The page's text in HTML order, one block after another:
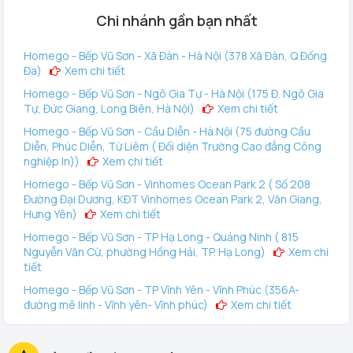
lithium-ion và có thời lượng sử dụng tùy thuộc vào công
suất và cách sử dụng của người dùng.
Điều khiển: Một số mẫu vali điện có thể được điều khiển từ xa
thông qua ứng dụng di động hoặc điều khiển từ xa để thay
đổi tốc độ và hướng di chuyển.
Chi nhánh gần bạn nhất
Homego - Bếp Vũ Sơn - Xã Đàn - Hà Nội (378 Xã Đàn, Q Đống
Đa)
Xem chi tiết
Homego - Bếp Vũ Sơn - Ngô Gia Tự - Hà Nội (175 Đ. Ngô Gia
Tự, Đức Giang, Long Biên, Hà Nội)
Xem chi tiết
Homego - Bếp Vũ Sơn - Cầu Diễn - Hà Nội (75 đường Cầu
Diễn, Phúc Diễn, Từ Liêm ( Đối diện Trường Cao đẳng Công
nghiệp In))
Xem chi tiết
Homego - Bếp Vũ Sơn - Vinhomes Ocean Park 2 ( Số 208
Đường Đại Dương, KĐT Vinhomes Ocean Park 2, Văn Giang,
Hưng Yên)
Xem chi tiết
Homego - Bếp Vũ Sơn - TP Hạ Long - Quảng Ninh ( 815
Nguyễn Văn Cừ, phường Hồng Hải, TP. Hạ Long)
Xem chi
tiết
Homego - Bếp Vũ Sơn - TP Vĩnh Yên - Vĩnh Phúc (356A-
đường mê linh - Vĩnh yên- Vĩnh phúc)
Xem chi tiết
- Vinhomes Ocean Park 3, Văn Giang, Hưng Yên)